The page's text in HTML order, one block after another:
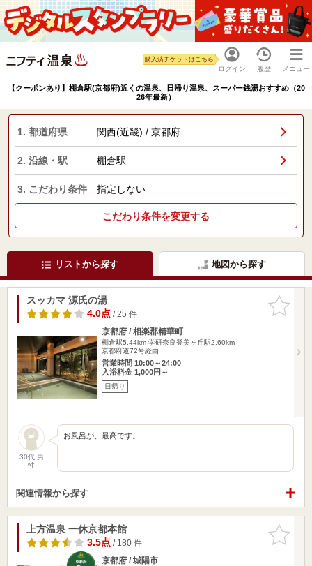
ログイン
購入済チケットはこちら
履歴 メニュー
【クーポンあり】棚倉駅(京都府)近くの温泉、日帰り温泉、スーパー銭湯おすすめ（20
26年最新）
1. 都道府県 関西(近畿) / 京都府
2. 沿線・駅 棚倉駅
3. こだわり条件 指定しない
こだわり条件を変更する
リストから探す 地図から探す
お気に入
りに追加
スッカマ 源氏の湯
4.0点/ 25 件
京都府 / 相楽郡精華町
棚倉駅5.44km 学研奈良登美ヶ丘駅2.60km
京都府道72号経由
営業時間 10:00～24:00
入浴料金 1,000円～
日帰り
30代 男
性
お風呂が、最高です。
関連情報から探す
お気に入
りに追加
上方温泉 一休京都本館
3.5点/ 180 件
京都府 / 城陽市